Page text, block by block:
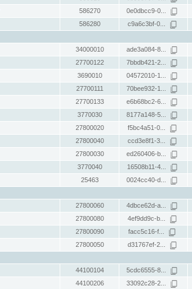
586270 0e0dbcc9-0...
586280 c9a6c3bf-0...
34000010 ade3a084-8...
27700122 7bbdb421-2...
3690010 04572010-1...
27700111 70bee932-1...
27700133 e6b68bc2-6...
3770030 8177a148-5...
27800020 f5bc4a51-0...
27800040 ccd3e8f1-3...
27800030 ed260406-b...
3770040 16508b11-4...
25463 0024cc40-d...
27800060 4dbce62d-a...
27800080 4ef9dd9c-b...
27800090 facc5c16-f...
27800050 d31767ef-2...
44100104 5cdc6555-8...
44100206 33092c28-2...